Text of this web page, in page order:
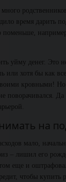
время дарить
поменьше,
уйму денег. Это
или хотя бы как
кровными!
поворачивался.
на
мало,
– лишил его
еще и
чтобы купить